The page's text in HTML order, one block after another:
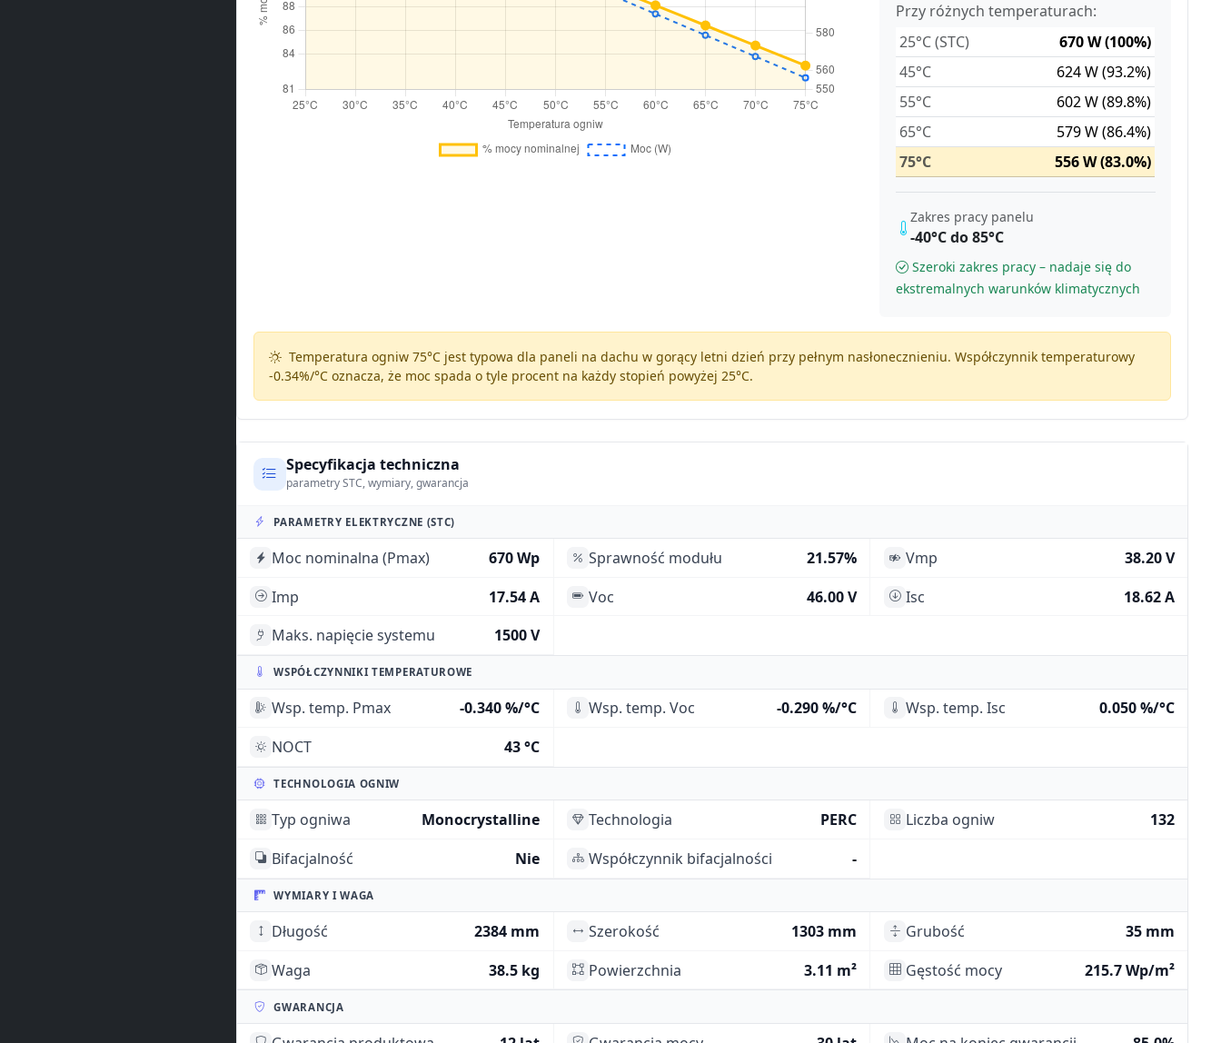
Przy różnych temperaturach:
25°C (STC)
670 W (100%)
45°C
624 W (93.2%)
55°C
602 W (89.8%)
65°C
579 W (86.4%)
75°C
556 W (83.0%)
Zakres pracy panelu
-40°C do 85°C
Szeroki zakres pracy – nadaje się do
ekstremalnych warunków klimatycznych
Temperatura ogniw 75°C jest typowa dla paneli na dachu w gorący letni dzień przy pełnym nasłonecznieniu. Współczynnik temperaturowy
-0.34%/°Coznacza, że moc spada o tyle procent na każdy stopień powyżej 25°C.
Specyfikacja techniczna
parametry STC, wymiary, gwarancja
PARAMETRY ELEKTRYCZNE (STC)
Moc nominalna (Pmax) 670 Wp Sprawność modułu 21.57% Vmp
38.20 V
Imp
17.54 A Voc 46.00 V Isc
18.62 A
Maks. napięcie systemu
1500 V
WSPÓŁCZYNNIKI TEMPERATUROWE
Wsp. temp. Pmax -0.340 %/°C Wsp. temp. Voc -0.290 %/°C Wsp. temp. Isc
0.050 %/°C
NOCT
43 °C
TECHNOLOGIA OGNIW
Typ ogniwa Monocrystalline Technologia PERC Liczba ogniw
132
Bifacjalność
Nie Współczynnik bifacjalności -
WYMIARY I WAGA
Długość 2384 mm Szerokość 1303 mm Grubość
35 mm
Waga
38.5 kg Powierzchnia 3.11 m² Gęstość mocy 215.7 Wp/m²
GWARANCJA